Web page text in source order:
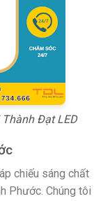
Đạt LED
chiếu sáng chất
Phước. Chúng tôi